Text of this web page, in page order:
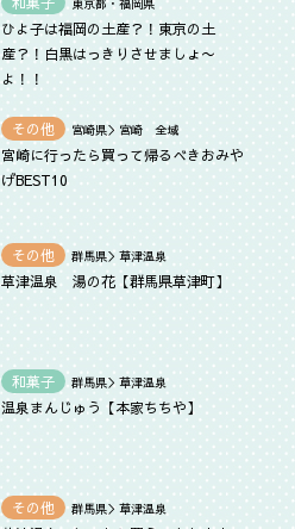
東京都・福岡県
ひよ子は福岡の土産？！東京の土
産？！白黒はっきりさせましょ〜
よ！！
その他 宮崎県＞宮崎 全域
宮崎に行ったら買って帰るべきおみや
げBEST10
その他 群馬県＞草津温泉
草津温泉 湯の花【群馬県草津町】
和菓子 群馬県＞草津温泉
温泉まんじゅう【本家ちちや】
その他 群馬県＞草津温泉